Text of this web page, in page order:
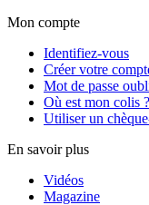
Mon compte
Identifiez-vous
Créer votre
Mot de passe
Où est mon colis ?
Utiliser un
En savoir plus
Vidéos
Magazine